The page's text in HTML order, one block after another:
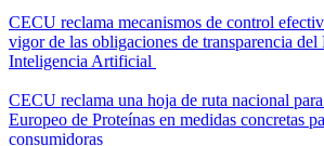
CECU reclama mecanismos de control
vigor de las obligaciones de transparencia del
Inteligencia Artificial
CECU reclama una hoja de ruta nacional
Europeo de Proteínas en medidas concretas
consumidoras